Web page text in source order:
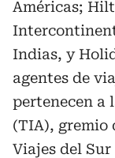
Américas;
Indias, y
agentes de
pertenecen a
(TIA), gremio
Viajes del